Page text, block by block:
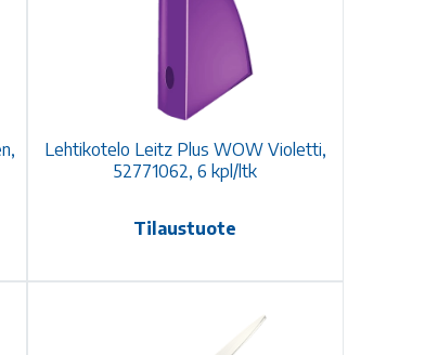
Lehtikotelo Leitz Plus WOW Violetti,
52771062, 6 kpl/ltk
Tilaustuote